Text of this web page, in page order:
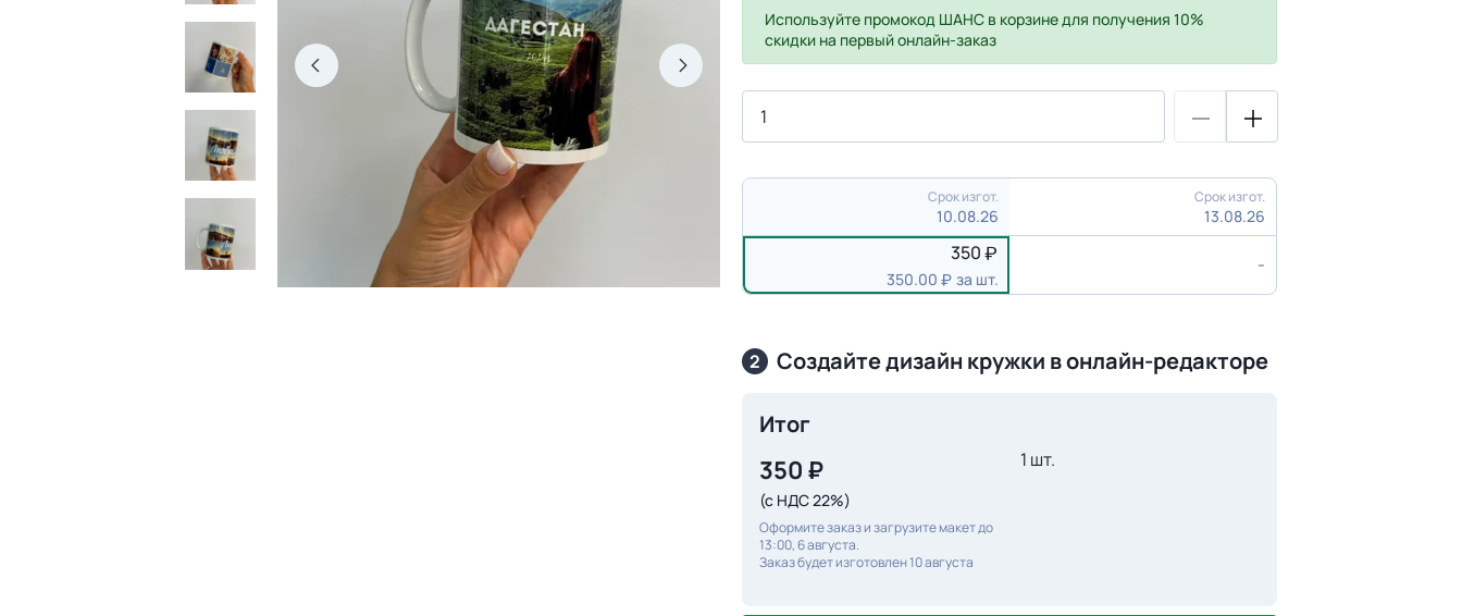
Используйте промокод ШАНС в корзине для получения 10%
скидки на первый онлайн-заказ
Срок изгот.
10.08.26
Срок изгот.
13.08.26
350
350.00 за шт.
-
2 Создайте дизайн кружки в онлайн-редакторе
Итог
350 ₽
(с НДС 22%)
Оформите заказ и загрузите макет до
13:00, 6 августа.
Заказ будет изготовлен 10 августа
1 шт.